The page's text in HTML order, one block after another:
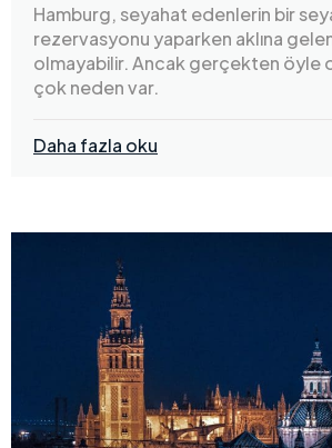
Hamburg, seyahat edenlerin bir
rezervasyonu yaparken aklına
olmayabilir. Ancak gerçekten öyle
çok neden var.
Daha fazla oku